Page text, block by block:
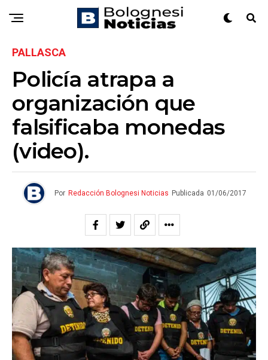
PALLASCA
Policía atrapa a
organización que
falsificaba monedas
(video).
Por Redacción Bolognesi Noticias Publicada 01/06/2017